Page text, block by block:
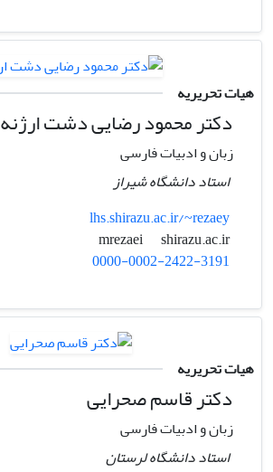
هیات تحریریه
دکتر محمود رضایی دشت ارژنه
زبان و ادبیات فارسی
استاد دانشگاه شیراز
lhs.shirazu.ac.ir/~rezaey
mrezaei
shirazu.ac.ir
0000-0002-2422-3191
هیات تحریریه
دکتر قاسم صحرایی
زبان و ادبیات فارسی
استاد دانشگاه لرستان